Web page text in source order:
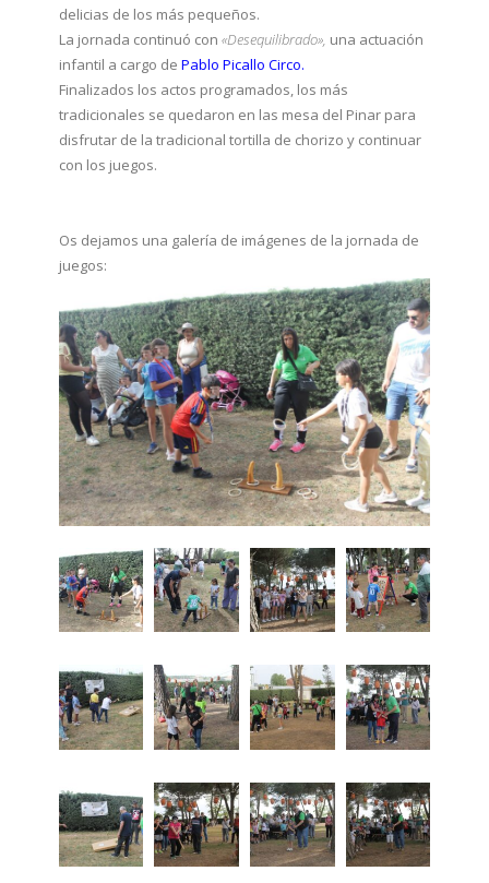
delicias de los más pequeños.
La jornada continuó con «Desequilibrado», una actuación
infantil a cargo de Pablo Picallo Circo.
Finalizados los actos programados, los más
tradicionales se quedaron en las mesa del Pinar para
disfrutar de la tradicional tortilla de chorizo y continuar
con los juegos.
Os dejamos una galería de imágenes de la jornada de
juegos: